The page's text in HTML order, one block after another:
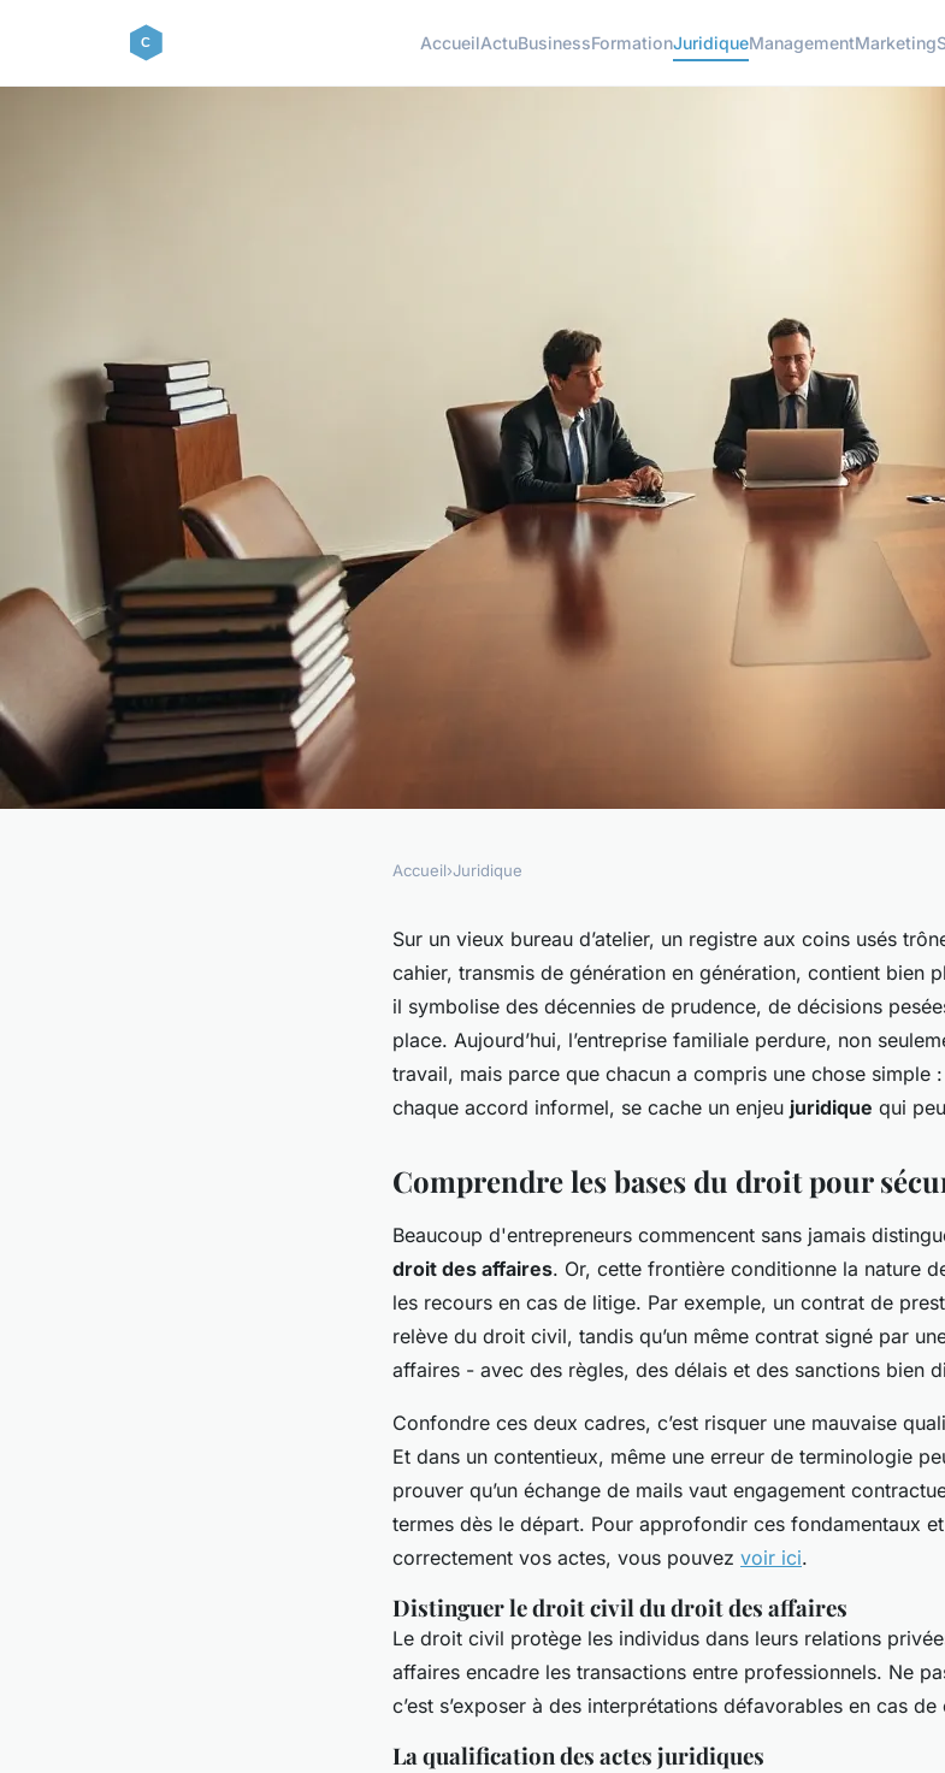
AccueilActuBusinessFormationJuridiqueManagementMarketing
Top astuces pour maîtriser le
juridique avec succès
9 min de lecture
Accueil›Juridique
Sur un vieux bureau d’atelier, un registre aux coins usés
cahier, transmis de génération en génération, contient bien
il symbolise des décennies de prudence, de décisions
place. Aujourd’hui, l’entreprise familiale perdure, non
travail, mais parce que chacun a compris une chose simple
chaque accord informel, se cache un enjeu juridique qui
Comprendre les bases du droit pour
Beaucoup d'entrepreneurs commencent sans jamais
droit des affaires. Or, cette frontière conditionne la nature
les recours en cas de litige. Par exemple, un contrat de
relève du droit civil, tandis qu’un même contrat signé par
affaires - avec des règles, des délais et des sanctions bien
Confondre ces deux cadres, c’est risquer une mauvaise
Et dans un contentieux, même une erreur de terminologie
prouver qu’un échange de mails vaut engagement
termes dès le départ. Pour approfondir ces fondamentaux
correctement vos actes, vous pouvez voir ici.
Distinguer le droit civil du droit des affaires
Le droit civil protège les individus dans leurs relations
affaires encadre les transactions entre professionnels. Ne
c’est s’exposer à des interprétations défavorables en cas
La qualification des actes juridiques